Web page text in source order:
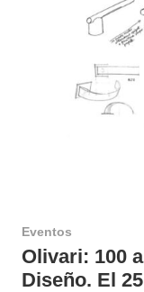
Eventos
Olivari: 100
Diseño. El